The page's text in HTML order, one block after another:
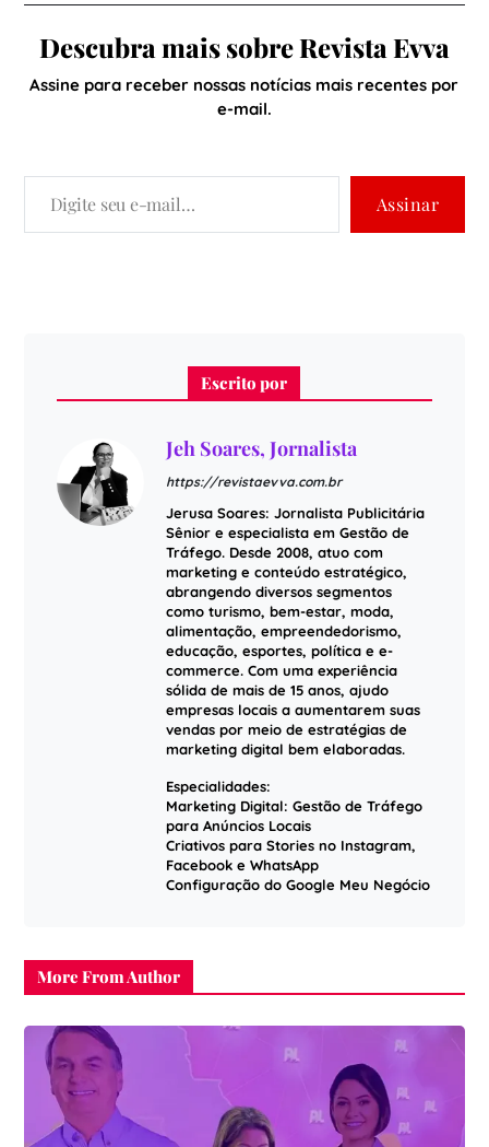
Descubra mais sobre Revista Evva
Assine para receber nossas notícias mais recentes por
e-mail.
Assinar
Escrito por
Jeh Soares, Jornalista
https://revistaevva.com.br
Jerusa Soares: Jornalista Publicitária
Sênior e especialista em Gestão de
Tráfego. Desde 2008, atuo com
marketing e conteúdo estratégico,
abrangendo diversos segmentos
como turismo, bem-estar, moda,
alimentação, empreendedorismo,
educação, esportes, política e e-
commerce. Com uma experiência
sólida de mais de 15 anos, ajudo
empresas locais a aumentarem suas
vendas por meio de estratégias de
marketing digital bem elaboradas.
Especialidades:
Marketing Digital: Gestão de Tráfego
para Anúncios Locais
Criativos para Stories no Instagram,
Facebook e WhatsApp
Configuração do Google Meu Negócio
More From Author